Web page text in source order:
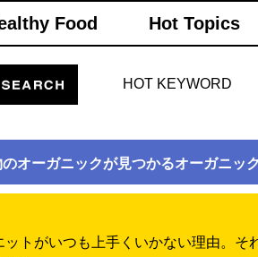
Food Hot Topics
HOT KEYWORD
のオーガニックが見つかるオーガニ
ットがいつも上手くいかない理由。そ